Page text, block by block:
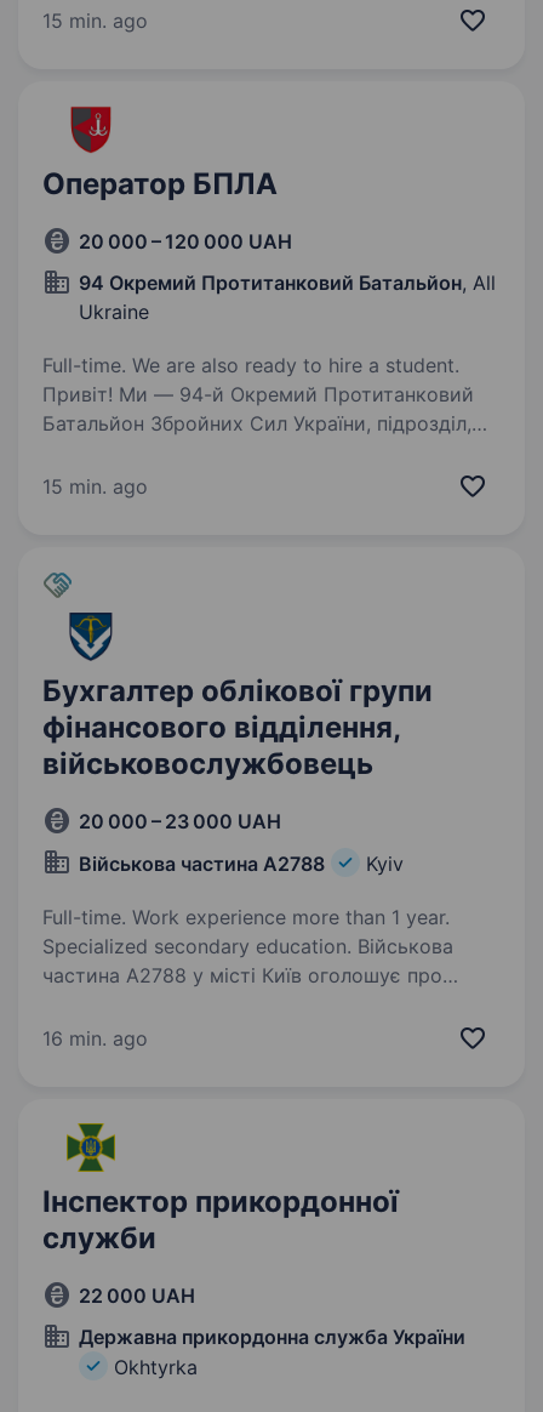
морально-психологічними якостями;
15 min. ago
Оператор БПЛА
20 000 – 120 000 UAH
94 Окремий Протитанковий Батальйон, All
Ukraine
Full-time. We are also ready to hire a student.
Привіт! Ми — 94-й Окремий Протитанковий
Батальйон Збройних Сил України, підрозділ,
бореться за свободу та незалежність нашої
15 min. ago
Бухгалтер облікової групи
фінансового відділення,
військовослужбовець
20 000 – 23 000 UAH
Військова частина А2788
Kyiv
Full-time. Work experience more than 1 year.
Specialized secondary education. Військова
частина А2788 у місті Київ оголошує про
фінансового відділення для
бюджетної та фінансової…
16 min. ago
Інспектор прикордонної
служби
22 000 UAH
Державна прикордонна служба України
Okhtyrka